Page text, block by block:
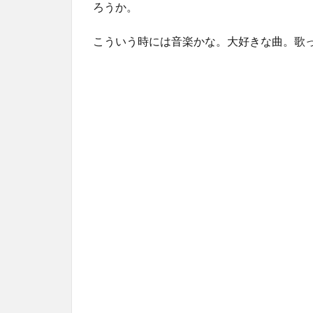
ろうか。
こういう時には音楽かな。大好きな曲。歌